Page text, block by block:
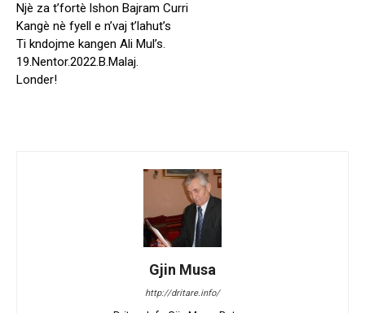
Njè za t’fortè lshon Bajram Curri
Kangè nè fyell e n’vaj t’lahut’s
Ti kndojme kangen Ali Mul’s.
19.Nentor.2022.B.Malaj.
Londer!
Gjin Musa
http://dritare.info/